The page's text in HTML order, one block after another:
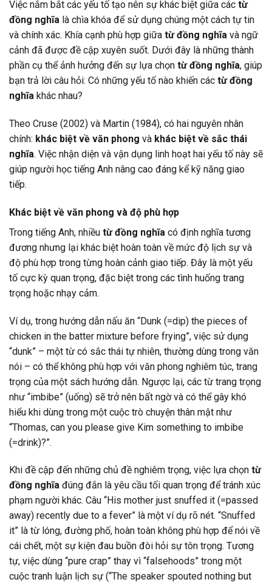
Việc nắm bắt các yếu tố tạo nên sự khác biệt giữa các từ
đồng nghĩa là chìa khóa để sử dụng chúng một cách tự tin
và chính xác. Khía cạnh phù hợp giữa từ đồng nghĩa và ngữ
cảnh đã được đề cập xuyên suốt. Dưới đây là những thành
phần cụ thể ảnh hưởng đến sự lựa chọn từ đồng nghĩa, giúp
bạn trả lời câu hỏi: Có những yếu tố nào khiến các từ đồng
nghĩa khác nhau?
Theo Cruse (2002) và Martin (1984), có hai nguyên nhân
chính: khác biệt về văn phong và khác biệt về sắc thái
nghĩa. Việc nhận diện và vận dụng linh hoạt hai yếu tố này sẽ
giúp người học tiếng Anh nâng cao đáng kể kỹ năng giao
tiếp.
Khác biệt về văn phong và độ phù hợp
Trong tiếng Anh, nhiều từ đồng nghĩa có định nghĩa tương
đương nhưng lại khác biệt hoàn toàn về mức độ lịch sự và
độ phù hợp trong từng hoàn cảnh giao tiếp. Đây là một yếu
tố cực kỳ quan trọng, đặc biệt trong các tình huống trang
trọng hoặc nhạy cảm.
Ví dụ, trong hướng dẫn nấu ăn “Dunk (=dip) the pieces of
chicken in the batter mixture before frying”, việc sử dụng
“dunk” – một từ có sắc thái tự nhiên, thường dùng trong văn
nói – có thể không phù hợp với văn phong nghiêm túc, trang
trọng của một sách hướng dẫn. Ngược lại, các từ trang trọng
như “imbibe” (uống) sẽ trở nên bất ngờ và có thể gây khó
hiểu khi dùng trong một cuộc trò chuyện thân mật như
“Thomas, can you please give Kim something to imbibe
(=drink)?”.
Khi đề cập đến những chủ đề nghiêm trọng, việc lựa chọn từ
đồng nghĩa đúng đắn là yêu cầu tối quan trọng để tránh xúc
phạm người khác. Câu “His mother just snuffed it (=passed
away) recently due to a fever” là một ví dụ rõ nét. “Snuffed
it” là từ lóng, đường phố, hoàn toàn không phù hợp để nói về
cái chết, một sự kiện đau buồn đòi hỏi sự tôn trọng. Tương
tự, việc dùng “pure crap” thay vì “falsehoods” trong một
cuộc tranh luận lịch sự (“The speaker spouted nothing but